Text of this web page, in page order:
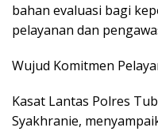
bahan evaluasi bagi
pelayanan dan
Wujud Komitmen
Kasat Lantas Polres
Syakhranie,